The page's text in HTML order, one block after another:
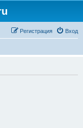
Вход
Регистрация